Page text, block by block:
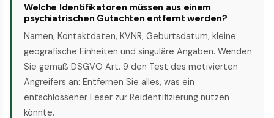
Welche Identifikatoren müssen aus einem
psychiatrischen Gutachten entfernt werden?
Namen, Kontaktdaten, KVNR, Geburtsdatum, kleine
geografische Einheiten und singuläre Angaben. Wenden
Sie gemäß DSGVO Art. 9 den Test des motivierten
Angreifers an: Entfernen Sie alles, was ein
entschlossener Leser zur Reidentifizierung nutzen
könnte.